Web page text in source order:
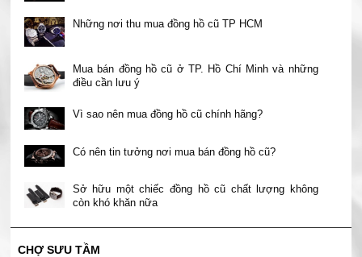
Những nơi thu mua đồng hồ cũ TP HCM
Mua bán đồng hồ cũ ở TP. Hồ Chí Minh và những
điều cần lưu ý
Vì sao nên mua đồng hồ cũ chính hãng?
Có nên tin tưởng nơi mua bán đồng hồ cũ?
Sở hữu một chiếc đồng hồ cũ chất lượng không
còn khó khăn nữa
CHỢ SƯU TẦM